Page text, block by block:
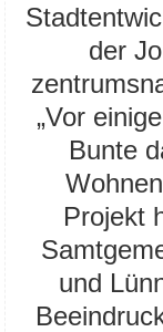
der
„Vor
Bunte
Projekt
und